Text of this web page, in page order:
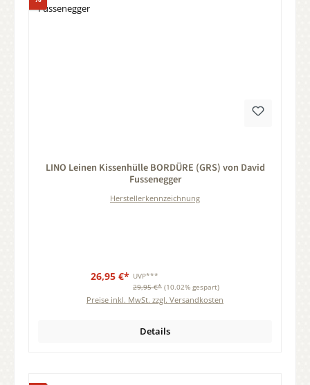
LINO Leinen Kissenhülle BORDÜRE (GRS) von David
Fussenegger
Herstellerkennzeichnung
26,95 €* UVP***
29,95 €* (10.02% gespart)
Preise inkl. MwSt. zzgl. Versandkosten
Details